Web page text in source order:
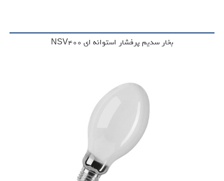
بخار سدیم پرفشار استوانه ای NSV400